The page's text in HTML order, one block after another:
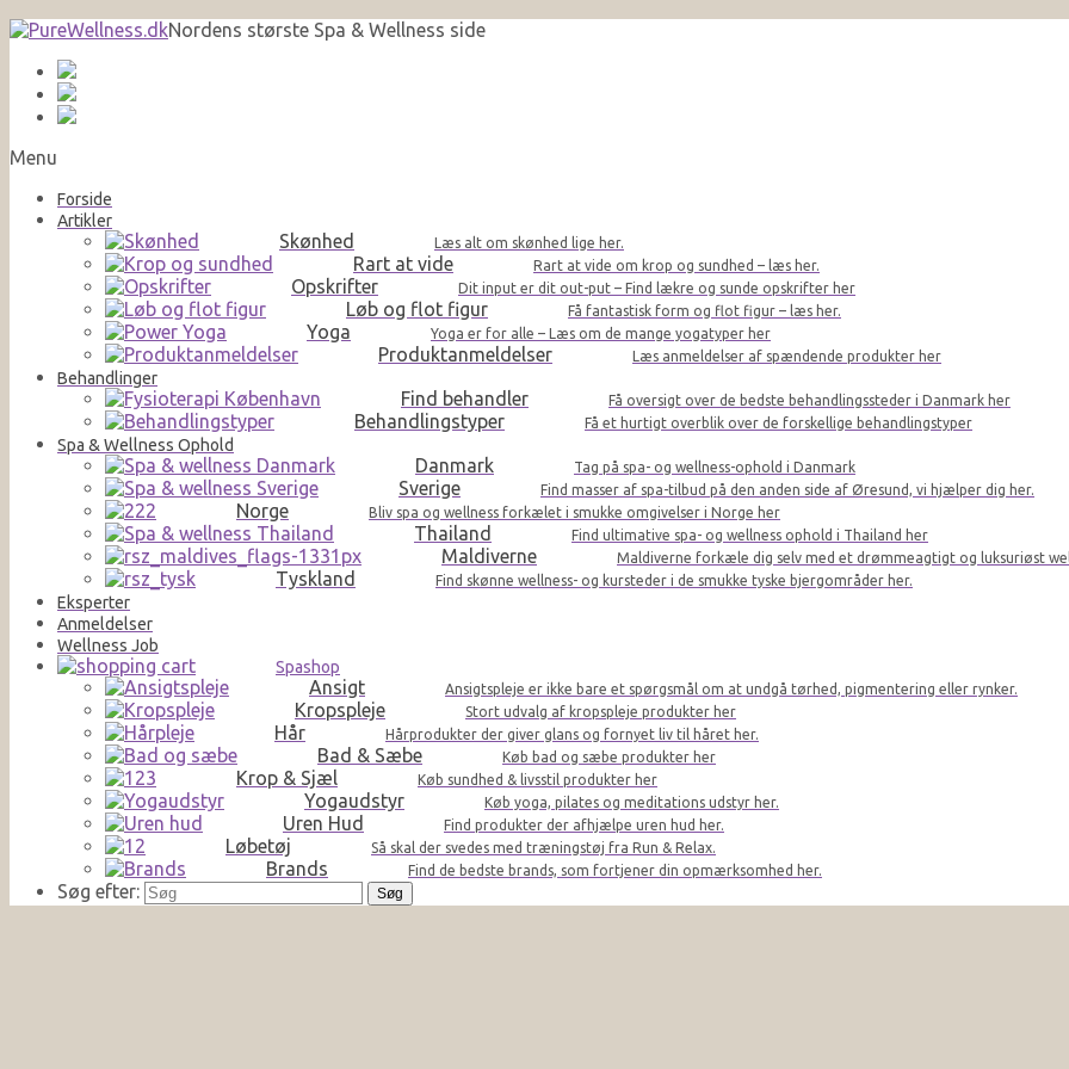
Nordens største Spa & Wellness side
Menu
Forside
Artikler
Skønhed Læs alt om skønhed lige her.
Rart at vide Rart at vide om krop og sundhed – læs her.
Opskrifter Dit input er dit out-put – Find lækre og sunde opskrifter her
Løb og flot figur Få fantastisk form og flot figur – læs her.
Yoga Yoga er for alle – Læs om de mange yogatyper her
Produktanmeldelser Læs anmeldelser af spændende produkter her
Behandlinger
Find behandler Få oversigt over de bedste behandlingssteder i Danmark her
Behandlingstyper Få et hurtigt overblik over de forskellige behandlingstyper
Spa & Wellness Ophold
Danmark Tag på spa- og wellness-ophold i Danmark
Sverige Find masser af spa-tilbud på den anden side af Øresund, vi hjælper dig her.
Norge Bliv spa og wellness forkælet i smukke omgivelser i Norge her
Thailand Find ultimative spa- og wellness ophold i Thailand her
Maldiverne Maldiverne forkæle dig selv med et drømmeagtigt og luksuriøst
Tyskland Find skønne wellness- og kursteder i de smukke tyske bjergområder her.
Eksperter
Anmeldelser
Wellness Job
Spashop
Ansigt Ansigtspleje er ikke bare et spørgsmål om at undgå tørhed, pigmentering eller rynker.
Kropspleje Stort udvalg af kropspleje produkter her
Hår Hårprodukter der giver glans og fornyet liv til håret her.
Bad & Sæbe Køb bad og sæbe produkter her
Krop & Sjæl Køb sundhed & livsstil produkter her
Yogaudstyr Køb yoga, pilates og meditations udstyr her.
Uren Hud Find produkter der afhjælpe uren hud her.
Løbetøj Så skal der svedes med træningstøj fra Run & Relax.
Brands Find de bedste brands, som fortjener din opmærksomhed her.
Søg efter: